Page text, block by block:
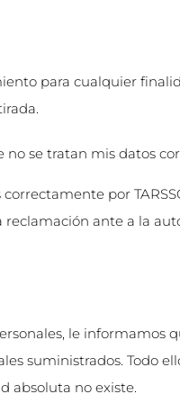
para cualquier
no se tratan mis datos
por
ante a la
le
suministrados. Todo
absoluta no existe.